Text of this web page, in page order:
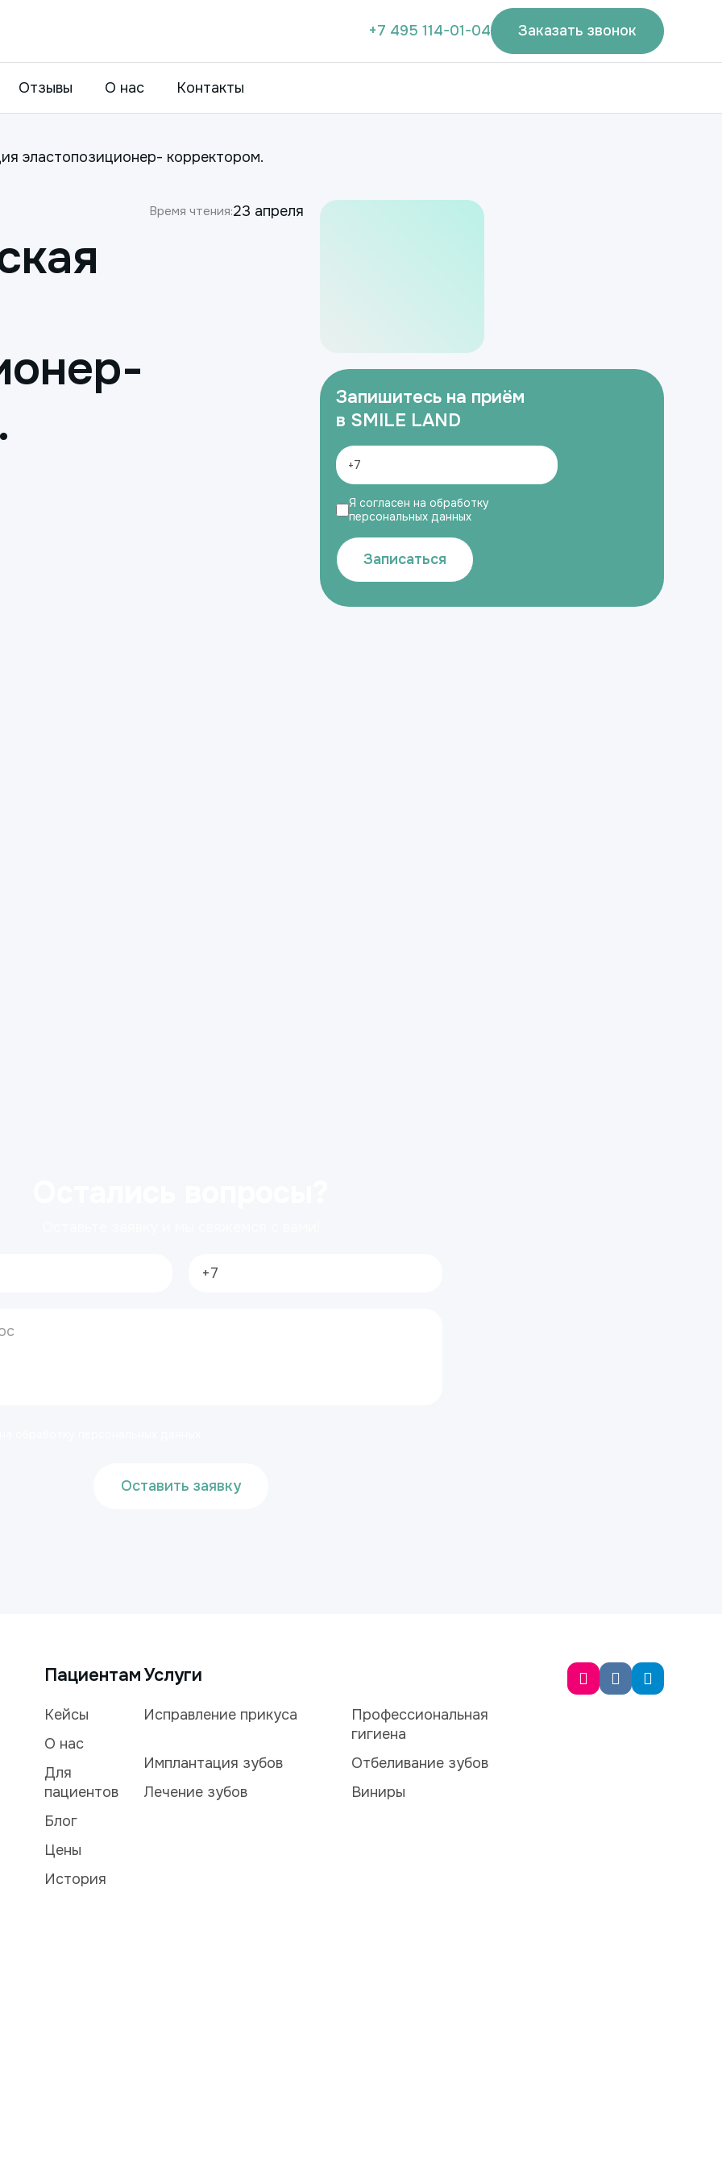
+7 495 114-01-04 Заказать звонок
Отзывы О нас Контакты
эластопозиционер- корректором.
Время чтения:23 апреля
Запишитесь на приём
в SMILE LAND
Я согласен на обработку
персональных данных
Записаться
Оставить заявку
Пациентам
Кейсы
О нас
Для
пациентов
Блог
Цены
История
Услуги
Исправление прикуса
Профессиональная
гигиена
Имплантация зубов
Отбеливание зубов
Лечение зубов
Виниры